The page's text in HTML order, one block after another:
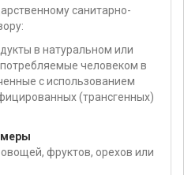
санитарно-
в натуральном или
человеком в
с использованием
(трансгенных)
меры
фруктов, орехов или